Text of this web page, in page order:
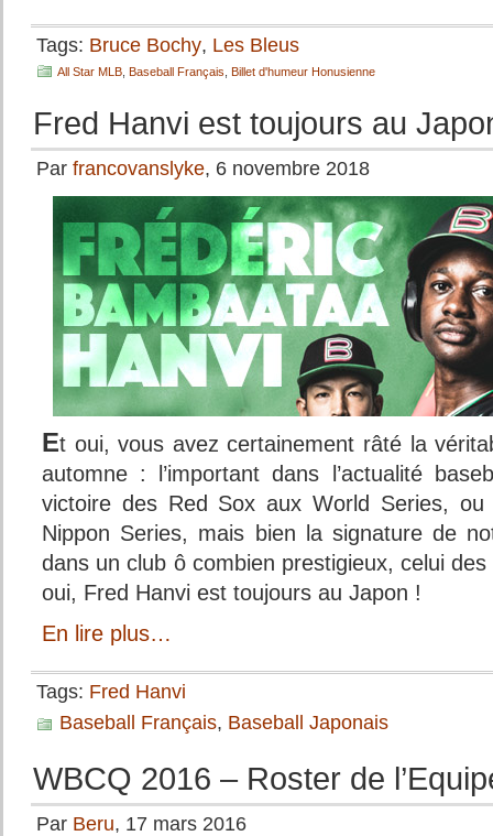
Tags: Bruce Bochy, Les Bleus
All Star MLB Baseball Français Billet d'humeur Honusienne
Fred Hanvi est toujours au
Par francovanslyke, 6 novembre 2018
Et oui, vous avez certainement râté la
automne : l’important dans l’actualité
victoire des Red Sox aux World Series,
Nippon Series, mais bien la signature de
dans un club ô combien prestigieux, celui
oui, Fred Hanvi est toujours au Japon !
En lire plus…
Tags: Fred Hanvi
Baseball Français, Baseball Japonais
WBCQ 2016 – Roster de
Par Beru, 17 mars 2016